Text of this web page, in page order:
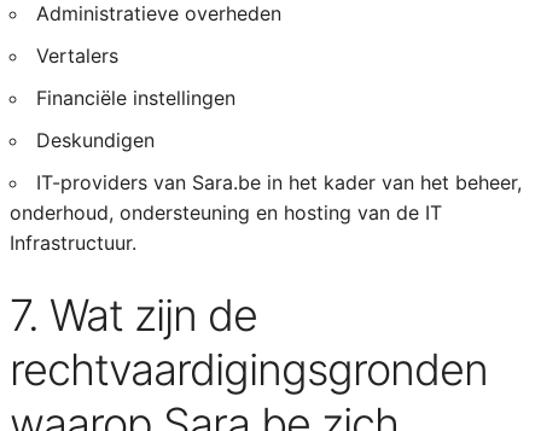
Administratieve overheden
Vertalers
Financiële instellingen
Deskundigen
IT-providers van Sara.be in het kader van het beheer,
onderhoud, ondersteuning en hosting van de IT
Infrastructuur.
7. Wat zijn de
rechtvaardigingsgronden